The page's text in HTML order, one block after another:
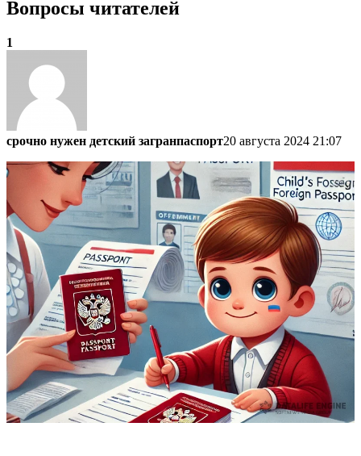
Вопросы читателей
1
срочно нужен детский загранпаспорт20 августа 2024 21:07